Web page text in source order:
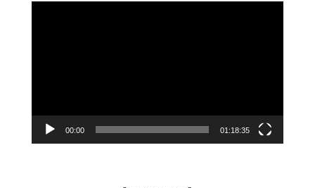
00:00 01:18:35